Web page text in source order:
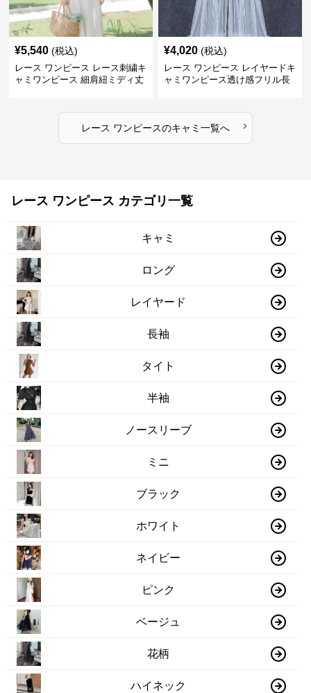
¥5,540 (税込)
レース ワンピース レース刺繍キ
ャミワンピース 細肩紐ミディ丈
¥4,020 (税込)
レース ワンピース レイヤードキ
ャミワンピース透け感フリル長
レース ワンピースのキャミ 一覧へ ›
レース ワンピース カテゴリ一覧
キャミ
ロング
レイヤード
長袖
タイト
半袖
ノースリーブ
ミニ
ブラック
ホワイト
ネイビー
ピンク
ベージュ
花柄
ハイネック